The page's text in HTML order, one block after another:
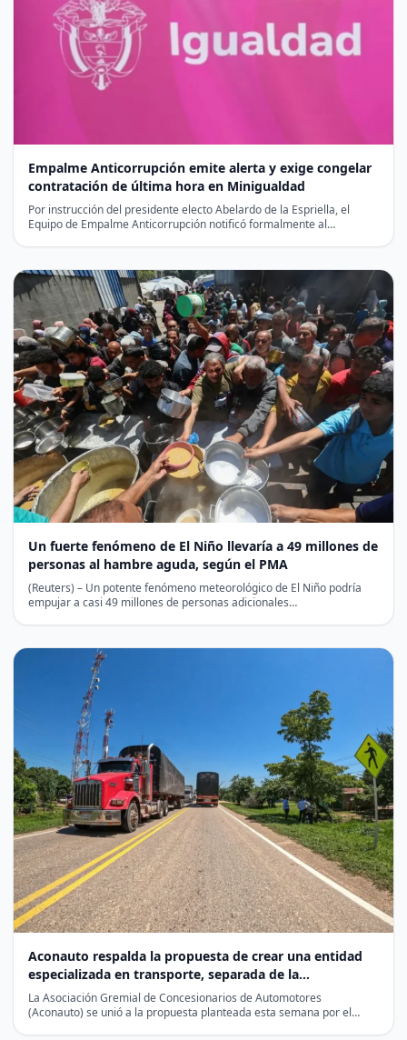
Empalme Anticorrupción emite alerta y exige congelar
contratación de última hora en Minigualdad
Por instrucción del presidente electo Abelardo de la Espriella, el
Equipo de Empalme Anticorrupción notificó formalmente al
Un fuerte fenómeno de El Niño llevaría a 49 millones de
personas al hambre aguda, según el PMA
(Reuters) – Un potente fenómeno meteorológico de El Niño podría
empujar a casi 49 millones de personas adicionales…
Aconauto respalda la propuesta de crear una entidad
especializada en transporte, separada de la
infraestructura vial
La Asociación Gremial de Concesionarios de Automotores
(Aconauto) se unió a la propuesta planteada esta semana por el…